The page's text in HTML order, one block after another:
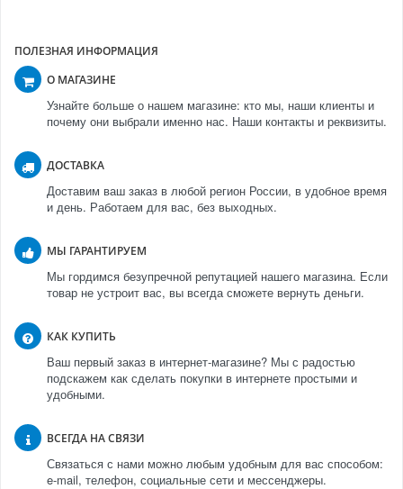
ПОЛЕЗНАЯ ИНФОРМАЦИЯ
О МАГАЗИНЕ
Узнайте больше о нашем магазине: кто мы, наши клиенты и
почему они выбрали именно нас. Наши контакты и реквизиты.
ДОСТАВКА
Доставим ваш заказ в любой регион России, в удобное время
и день. Работаем для вас, без выходных.
МЫ ГАРАНТИРУЕМ
Мы гордимся безупречной репутацией нашего магазина. Если
товар не устроит вас, вы всегда сможете вернуть деньги.
КАК КУПИТЬ
Ваш первый заказ в интернет-магазине? Мы с радостью
подскажем как сделать покупки в интернете простыми и
удобными.
ВСЕГДА НА СВЯЗИ
Связаться с нами можно любым удобным для вас способом:
e-mail, телефон, социальные сети и мессенджеры.